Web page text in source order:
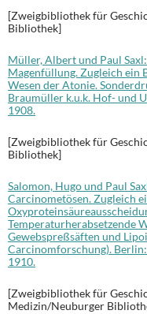
[Zweigbibliothek für
Bibliothek]
Müller, Albert und Paul
Magenfüllung. Zugleich ein
Wesen der Atonie.
Braumüller k.u.k. Hof- und
1908.
[Zweigbibliothek für
Bibliothek]
Salomon, Hugo und Paul
Carcinometösen. Zugleich
Temperaturherabsetzende
Gewebspreßsäften und
Carcinomforschung).
1910.
[Zweigbibliothek für
Medizin/Neuburger